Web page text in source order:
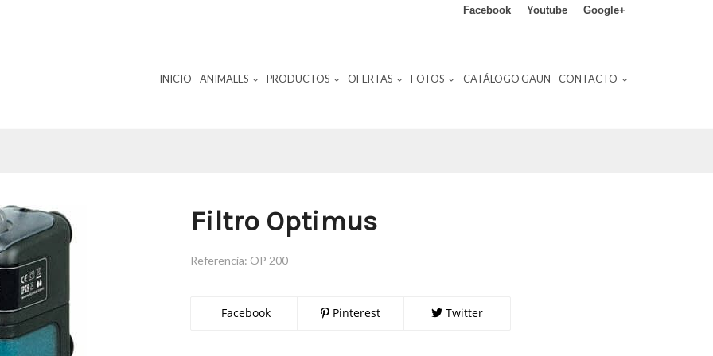
Facebook Youtube Google+
INICIO ANIMALES PRODUCTOS OFERTAS FOTOS CATÁLOGO GAUN CONTACTO
Filtro Optimus
Referencia: OP 200
Facebook Pinterest Twitter